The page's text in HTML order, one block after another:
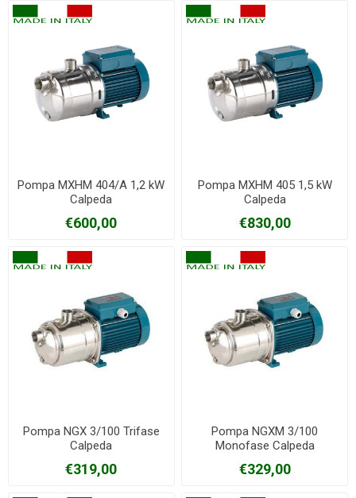
Pompa MXHM 404/A 1,2 kW
Calpeda
€600,00
Pompa MXHM 405 1,5 kW
Calpeda
€830,00
Pompa NGX 3/100 Trifase
Calpeda
€319,00
Pompa NGXM 3/100
Monofase Calpeda
€329,00